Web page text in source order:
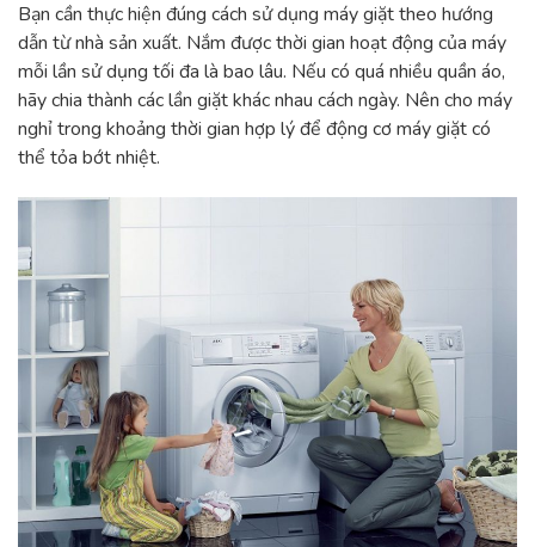
Bạn cần thực hiện đúng cách sử dụng máy giặt theo hướng
dẫn từ nhà sản xuất. Nắm được thời gian hoạt động của máy
mỗi lần sử dụng tối đa là bao lâu. Nếu có quá nhiều quần áo,
hãy chia thành các lần giặt khác nhau cách ngày. Nên cho máy
nghỉ trong khoảng thời gian hợp lý để động cơ máy giặt có
thể tỏa bớt nhiệt.